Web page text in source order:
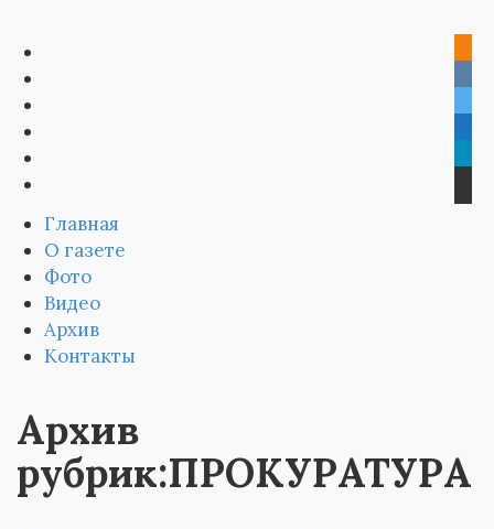
Главная
О газете
Фото
Видео
Архив
Контакты
Архив
рубрик:ПРОКУРАТУРА